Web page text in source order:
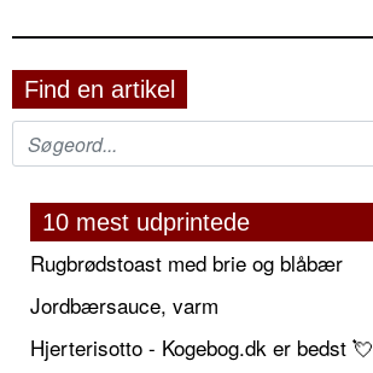
Find en artikel
10 mest udprintede
Rugbrødstoast med brie og blåbær
Jordbærsauce, varm
Hjerterisotto - Kogebog.dk er bedst 💘